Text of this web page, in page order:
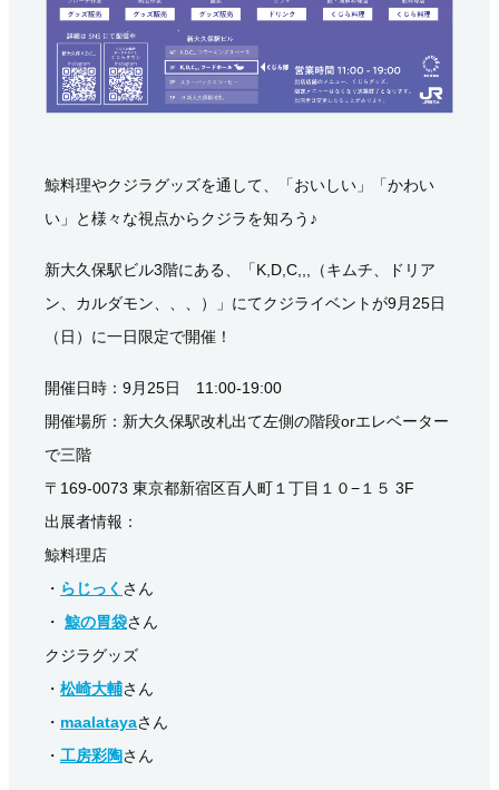
鯨料理やクジラグッズを通して、「おいしい」「かわい
い」と様々な視点からクジラを知ろう♪
新大久保駅ビル3階にある、「K,D,C,,,（キムチ、ドリア
ン、カルダモン、、、）」にてクジライベントが9月25日
（日）に一日限定で開催！
開催日時：9月25日 11:00‐19:00
開催場所：新大久保駅改札出て左側の階段orエレベーター
で三階
〒169-0073 東京都新宿区百人町１丁目１０−１５ 3F
出展者情報：
鯨料理店
・ らじっく さん
・ 鯨の胃袋さん
クジラグッズ
・ 松崎大輔さん
・ maalatayaさん
・ 工房彩陶さん